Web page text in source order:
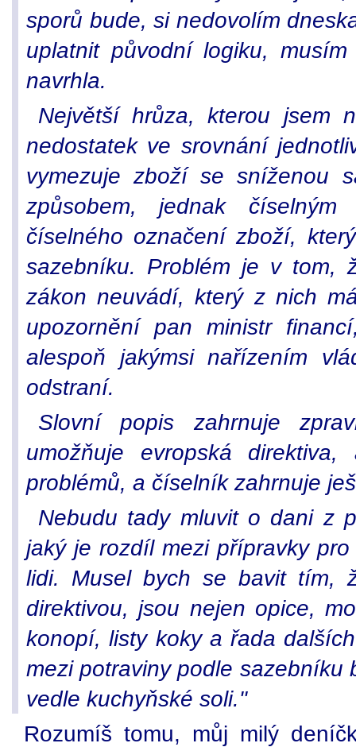
sporů bude, si nedovolím
uplatnit původní logiku,
navrhla.
Největší hrůza, kterou jsem
nedostatek ve srovnání
vymezuje zboží se sníženou
způsobem, jednak
číselného označení zboží,
sazebníku. Problém je v
zákon neuvádí, který z nich
upozornění pan ministr
alespoň jakýmsi nařízením
odstraní.
Slovní popis zahrnuje
umožňuje evropská
problémů, a číselník zahrnuje
Nebudu tady mluvit o dani z
jaký je rozdíl mezi přípravky
lidi. Musel bych se bavit tím,
direktivou, jsou nejen opice,
konopí, listy koky a řada
mezi potraviny podle sazebníku
vedle kuchyňské soli."
Rozumíš tomu, můj milý